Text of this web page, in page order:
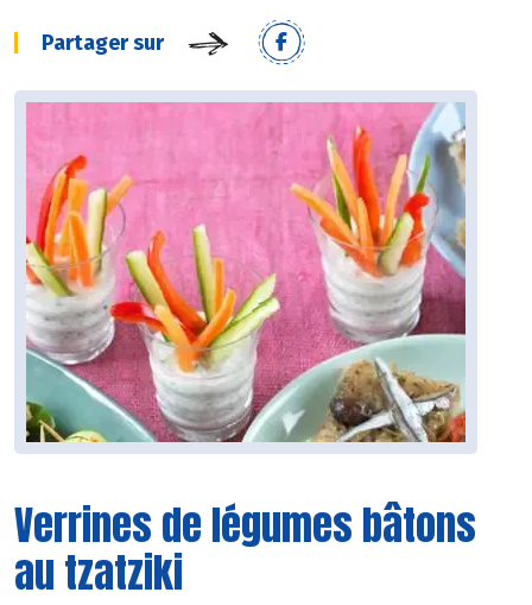
Partager sur
Verrines de légumes bâtons
au tzatziki